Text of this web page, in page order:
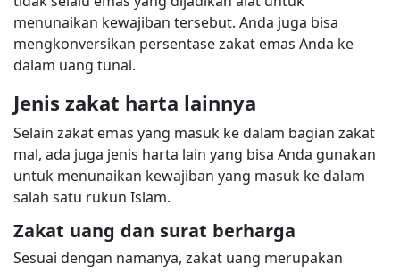
menunaikan kewajiban tersebut. Anda juga bisa
mengkonversikan persentase zakat emas Anda ke
dalam uang tunai.
Jenis zakat harta lainnya
Selain zakat emas yang masuk ke dalam bagian zakat
mal, ada juga jenis harta lain yang bisa Anda gunakan
untuk menunaikan kewajiban yang masuk ke dalam
salah satu rukun Islam.
Zakat uang dan surat berharga
Sesuai dengan namanya, zakat uang merupakan